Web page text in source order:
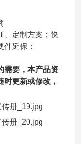
、定制方案；快
延保；
需要，本产品资
更新或修改，